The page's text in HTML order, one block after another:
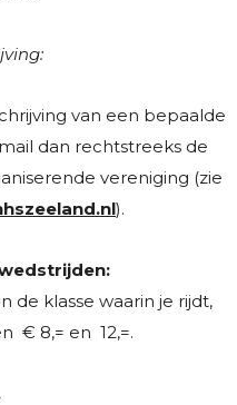
van een bepaalde
dan rechtstreeks de
vereniging (zie
).
de klasse waarin je rijdt,
€ 8,= en 12,=.